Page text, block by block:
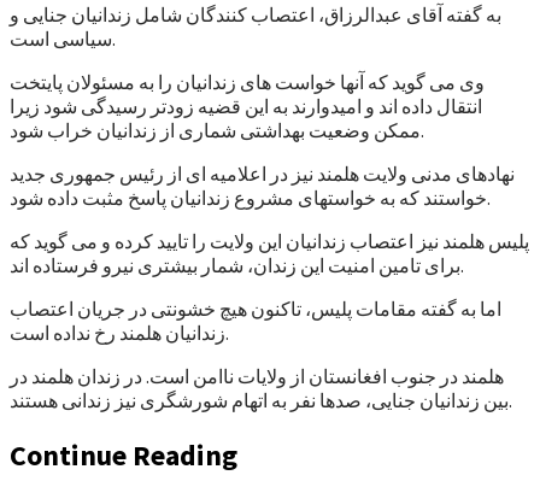
به گفته آقای عبدالرزاق، اعتصاب کنندگان شامل زندانیان جنایی و
سیاسی است.
وی می گوید که آنها خواست های زندانیان را به مسئولان پایتخت
انتقال داده اند و امیدوارند به این قضیه زودتر رسیدگی شود زیرا
ممکن وضعیت بهداشتی شماری از زندانیان خراب شود.
نهادهای مدنی ولایت هلمند نیز در اعلامیه ای از رئیس جمهوری جدید
خواستند که به خواستهای مشروع زندانیان پاسخ مثبت داده شود.
پلیس هلمند نیز اعتصاب زندانیان این ولایت را تایید کرده و می گوید که
برای تامین امنیت این زندان، شمار بیشتری نیرو فرستاده اند.
اما به گفته مقامات پلیس، تاکنون هیچ خشونتی در جریان اعتصاب
زندانیان هلمند رخ نداده است.
هلمند در جنوب افغانستان از ولایات ناامن است. در زندان هلمند در
بین زندانیان جنایی، صدها نفر به اتهام شورشگری نیز زندانی هستند.
Continue Reading